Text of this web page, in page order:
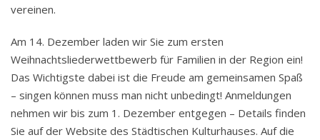
vereinen.
Am 14. Dezember laden wir Sie zum ersten
Weihnachtsliederwettbewerb für Familien in der Region ein!
Das Wichtigste dabei ist die Freude am gemeinsamen Spaß
– singen können muss man nicht unbedingt! Anmeldungen
nehmen wir bis zum 1. Dezember entgegen – Details finden
Sie auf der Website des Städtischen Kulturhauses. Auf die